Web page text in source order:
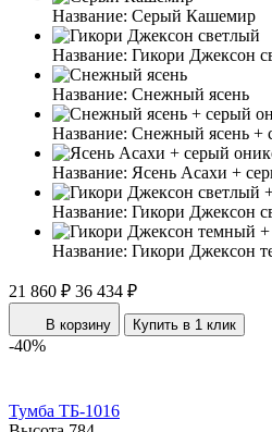
Название: Серый Кашемир
Название: Гикори Джексон
Название: Снежный ясень
Название: Снежный ясень +
Название: Ясень Асахи +
Название: Гикори Джексон
Название: Гикори Джексон
21 860 ₽ 36 434 ₽
В корзину Купить в 1 клик
-40%
Тумба ТБ-1016